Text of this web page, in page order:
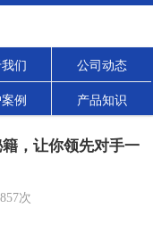
们 公司动态
例 产品知识
，让你领先对手一
857次